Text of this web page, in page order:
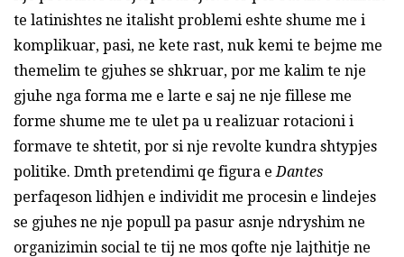
te latinishtes ne italisht problemi eshte shume me i
komplikuar, pasi, ne kete rast, nuk kemi te bejme me
themelim te gjuhes se shkruar, por me kalim te nje
gjuhe nga forma me e larte e saj ne nje fillese me
forme shume me te ulet pa u realizuar rotacioni i
formave te shtetit, por si nje revolte kundra shtypjes
politike. Dmth pretendimi qe figura e Dantes
perfaqeson lidhjen e individit me procesin e lindejes
se gjuhes ne nje popull pa pasur asnje ndryshim ne
organizimin social te tij ne mos qofte nje lajthitje ne